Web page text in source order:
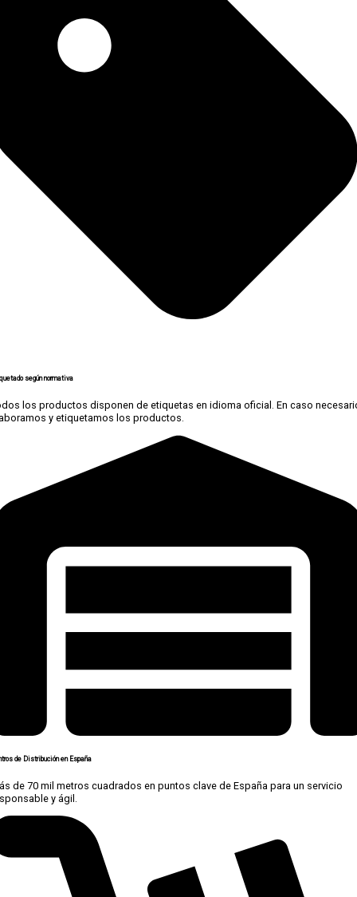
según normativa
los productos disponen de etiquetas en idioma oficial. En caso
y etiquetamos los productos.
de Distribución en España
de 70 mil metros cuadrados en puntos clave de España para un servicio
y ágil.